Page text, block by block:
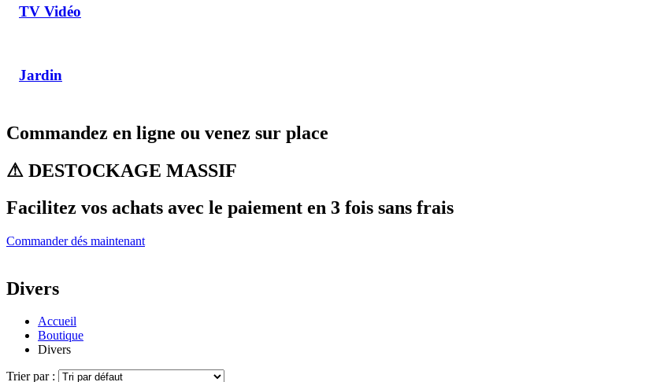
TV Vidéo
Jardin
Commandez en ligne ou venez sur place
⚠ DESTOCKAGE MASSIF
Facilitez vos achats avec le paiement en 3 fois sans frais
Commander dés maintenant
Divers
Accueil
Boutique
Divers
Trier par :